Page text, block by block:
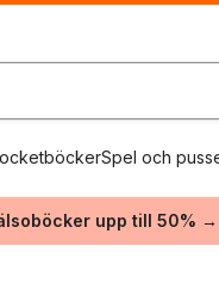
Spel och
upp till 50% →